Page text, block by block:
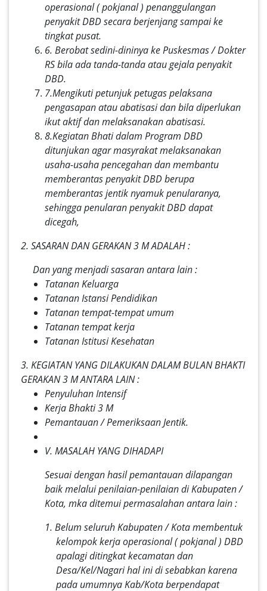
operasional ( pokjanal ) penanggulangan
penyakit DBD secara berjenjang sampai ke
tingkat pusat.
6. Berobat sedini-dininya ke Puskesmas / Dokter
RS bila ada tanda-tanda atau gejala penyakit
DBD.
7.Mengikuti petunjuk petugas pelaksana
pengasapan atau abatisasi dan bila diperlukan
ikut aktif dan melaksanakan abatisasi.
8.Kegiatan Bhati dalam Program DBD
ditunjukan agar masyrakat melaksanakan
usaha-usaha pencegahan dan membantu
memberantas penyakit DBD berupa
memberantas jentik nyamuk penularanya,
sehingga penularan penyakit DBD dapat
dicegah,
2. SASARAN DAN GERAKAN 3 M ADALAH :
Dan yang menjadi sasaran antara lain :
Tatanan Keluarga
Tatanan Istansi Pendidikan
Tatanan tempat-tempat umum
Tatanan tempat kerja
Tatanan Istitusi Kesehatan
3. KEGIATAN YANG DILAKUKAN DALAM BULAN BHAKTI
GERAKAN 3 M ANTARA LAIN :
Penyuluhan Intensif
Kerja Bhakti 3 M
Pemantauan / Pemeriksaan Jentik.
V. MASALAH YANG DIHADAPI
Sesuai dengan hasil pemantauan dilapangan
baik melalui penilaian-penilaian di Kabupaten /
Kota, mka ditemui permasalahan antara lain :
1. Belum seluruh Kabupaten / Kota membentuk
kelompok kerja operasional ( pokjanal ) DBD
apalagi ditingkat kecamatan dan
Desa/Kel/Nagari hal ini di sebabkan karena
pada umumnya Kab/Kota berpendapat